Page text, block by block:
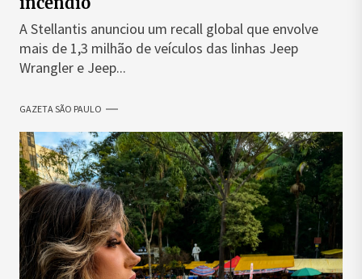
A Stellantis anunciou um recall global que envolve
mais de 1,3 milhão de veículos das linhas Jeep
Wrangler e Jeep...
GAZETA SÃO PAULO